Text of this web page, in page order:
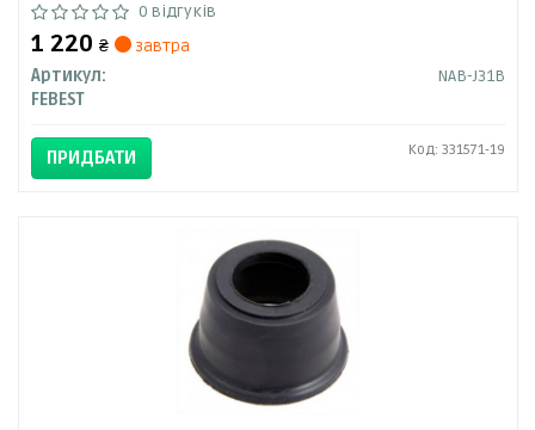
0 відгуків
1 220 ₴
завтра
Артикул:
NAB-J31B
FEBEST
ПРИДБАТИ Код: 331571-19